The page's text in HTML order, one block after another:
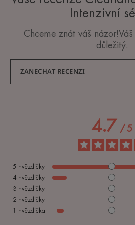
Intenzivní
Chceme znát váš
důležitý.
ZANECHAT RECENZI
4.7 /5
5 hvězdičky
4 hvězdičky
3 hvězdičky
2 hvězdičky
1
hvězdička